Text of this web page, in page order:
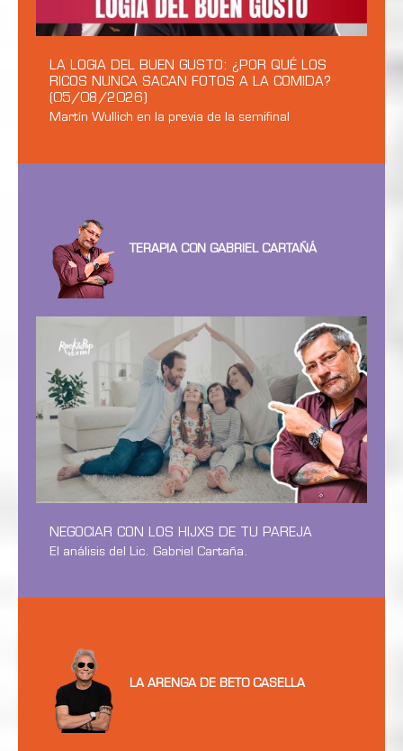
LA LOGIA DEL BUEN GUSTO: ¿POR QUÉ LOS
RICOS NUNCA SACAN FOTOS A LA COMIDA?
(05/08/2026)
Martín Wullich en la previa de la semifinal
TERAPIA CON GABRIEL CARTAÑÁ
NEGOCIAR CON LOS HIJXS DE TU PAREJA
El análisis del Lic. Gabriel Cartaña.
LA ARENGA DE BETO CASELLA